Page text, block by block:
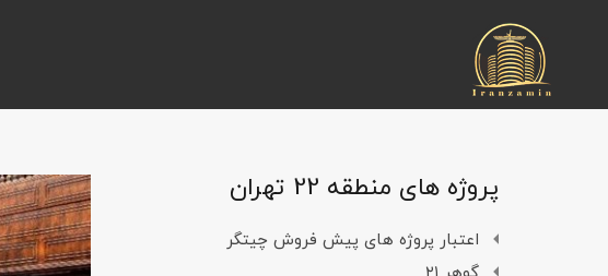
پروژه های منطقه 22 تهران
اعتبار پروژه های پیش فروش چیتگر